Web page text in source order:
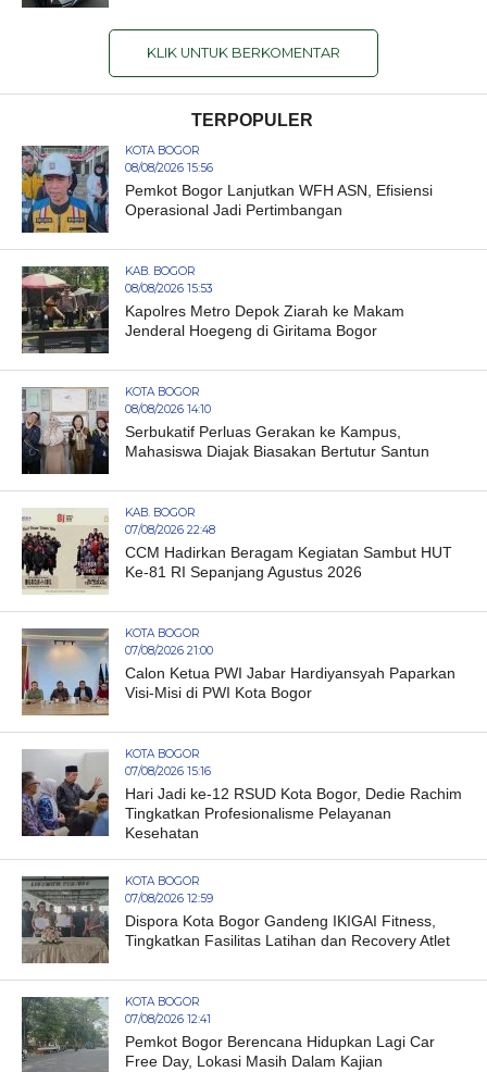
KLIK UNTUK BERKOMENTAR
TERPOPULER
KOTA BOGOR
08/08/2026 15:56
Pemkot Bogor Lanjutkan WFH ASN, Efisiensi
Operasional Jadi Pertimbangan
KAB. BOGOR
08/08/2026 15:53
Kapolres Metro Depok Ziarah ke Makam
Jenderal Hoegeng di Giritama Bogor
KOTA BOGOR
08/08/2026 14:10
Serbukatif Perluas Gerakan ke Kampus,
Mahasiswa Diajak Biasakan Bertutur Santun
KAB. BOGOR
07/08/2026 22:48
CCM Hadirkan Beragam Kegiatan Sambut HUT
Ke-81 RI Sepanjang Agustus 2026
KOTA BOGOR
07/08/2026 21:00
Calon Ketua PWI Jabar Hardiyansyah Paparkan
Visi-Misi di PWI Kota Bogor
KOTA BOGOR
07/08/2026 15:16
Hari Jadi ke-12 RSUD Kota Bogor, Dedie Rachim
Tingkatkan Profesionalisme Pelayanan
Kesehatan
KOTA BOGOR
07/08/2026 12:59
Dispora Kota Bogor Gandeng IKIGAI Fitness,
Tingkatkan Fasilitas Latihan dan Recovery Atlet
KOTA BOGOR
07/08/2026 12:41
Pemkot Bogor Berencana Hidupkan Lagi Car
Free Day, Lokasi Masih Dalam Kajian